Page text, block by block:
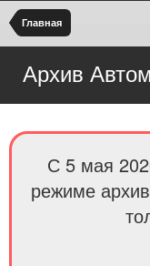
Главная
Архив
С 5 мая
режиме